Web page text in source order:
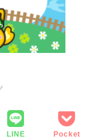
LINE Pocket